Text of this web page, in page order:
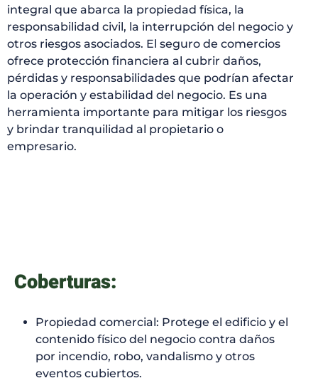
integral que abarca la propiedad física, la
responsabilidad civil, la interrupción del negocio y
otros riesgos asociados. El seguro de comercios
ofrece protección financiera al cubrir daños,
pérdidas y responsabilidades que podrían afectar
la operación y estabilidad del negocio. Es una
herramienta importante para mitigar los riesgos
y brindar tranquilidad al propietario o
empresario.
Coberturas:
Propiedad comercial: Protege el edificio y el
contenido físico del negocio contra daños
por incendio, robo, vandalismo y otros
eventos cubiertos.